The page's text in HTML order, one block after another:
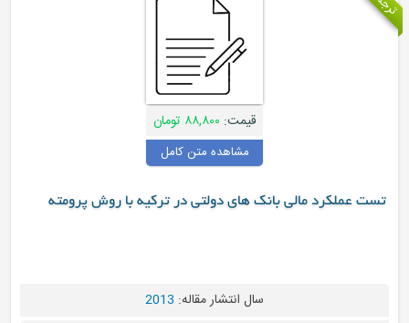
مشاهده متن کامل
مالی بانک های دولتی در ترکیه با روش پرومته
سال انتشار مقاله:2013